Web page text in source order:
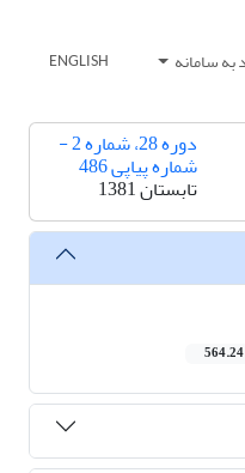
به سامانه ENGLISH
دوره 28، شماره 2 -
شماره پیاپی 486
تابستان 1381